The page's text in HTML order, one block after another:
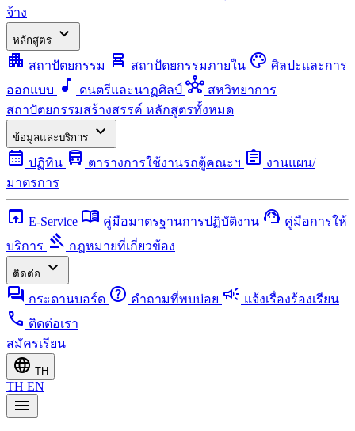
จ้าง
หลักสูตร
expand_more
apartment สถาปัตยกรรม chair_alt สถาปัตยกรรมภายใน palette ศิลปะและการ
ออกแบบ
music_note ดนตรีและนาฏศิลป์ hub สหวิทยาการ
สถาปัตยกรรมสร้างสรรค์ หลักสูตรทั้งหมด
ข้อมูลและบริการ
expand_more
calendar_month ปฏิทิน directions_bus ตารางการใช้งานรถตู้คณะฯ assignment งานแผน/
มาตรการ
open_in_browser E-Service menu_book คู่มือมาตรฐานการปฏิบัติงาน support_agent คู่มือการให้
บริการ gavel กฎหมายที่เกี่ยวข้อง
ติดต่อ
expand_more
forum กระดานบอร์ด help คำถามที่พบบ่อย campaign แจ้งเรื่องร้องเรียน
call ติดต่อเรา
สมัครเรียน
language TH
TH EN
menu